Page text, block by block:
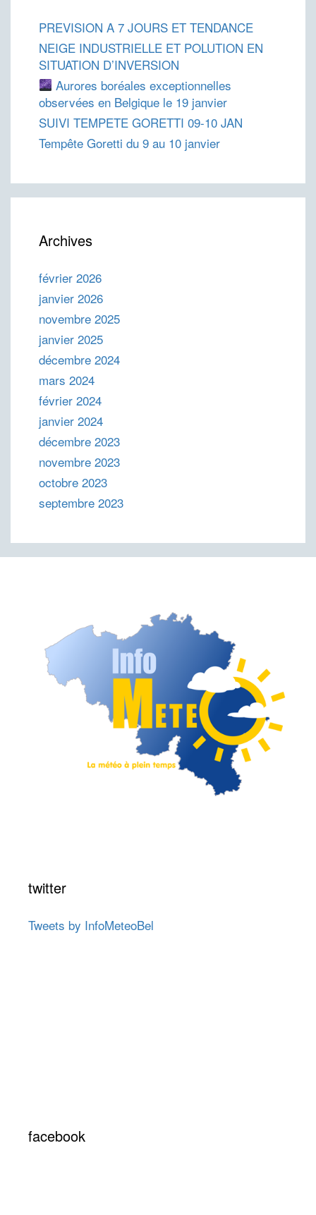
PREVISION A 7 JOURS ET TENDANCE
NEIGE INDUSTRIELLE ET POLUTION EN
SITUATION D’INVERSION
Aurores boréales exceptionnelles
observées en Belgique le 19 janvier
SUIVI TEMPETE GORETTI 09-10 JAN
Tempête Goretti du 9 au 10 janvier
Archives
février 2026
janvier 2026
novembre 2025
janvier 2025
décembre 2024
mars 2024
février 2024
janvier 2024
décembre 2023
novembre 2023
octobre 2023
septembre 2023
twitter
Tweets by InfoMeteoBel
facebook